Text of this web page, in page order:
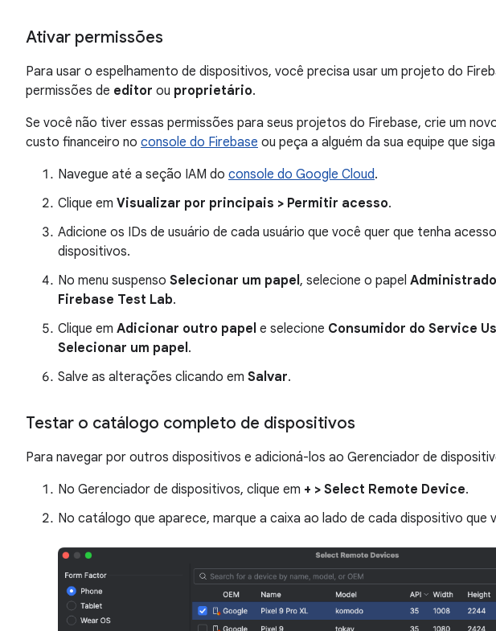
Ativar permissões
Para usar o espelhamento de dispositivos, você precisa usar um projeto do
permissões de editor ou proprietário.
Se você não tiver essas permissões para seus projetos do Firebase, crie um
custo financeiro no console do Firebase ou peça a alguém da sua equipe que
Navegue até a seção IAM do console do Google Cloud.
Clique em Visualizar por principais > Permitir acesso.
Adicione os IDs de usuário de cada usuário que você quer que tenha
dispositivos.
No menu suspenso Selecionar um papel , selecione o papel
Firebase Test Lab.
Clique em Adicionar outro papel e selecione Consumidor do Service
Selecionar um papel .
Salve as alterações clicando em Salvar.
Testar o catálogo completo de dispositivos
Para navegar por outros dispositivos e adicioná-los ao Gerenciador de
No Gerenciador de dispositivos, clique em + > Select Remote Device.
No catálogo que aparece, marque a caixa ao lado de cada dispositivo que